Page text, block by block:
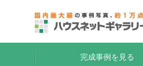
完成事例を見る